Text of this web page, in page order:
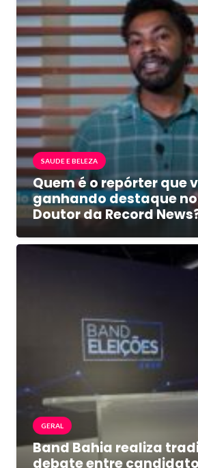
SAUDE E BELEZA
Quem é o repórter que
ganhando destaque
Doutor da Record
GERAL
Band Bahia realiza
debate entre